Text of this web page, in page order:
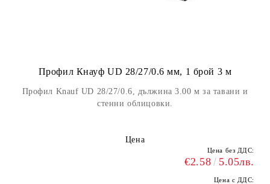
Профил Кнауф UD 28/27/0.6 мм, 1 брой 3 м
Профил Knauf UD 28/27/0.6, дължина 3.00 м за тавани и
стенни облицовки.
Цена
Цена без ДДС:
€2.58 5.05лв.
Цена с ДДС: